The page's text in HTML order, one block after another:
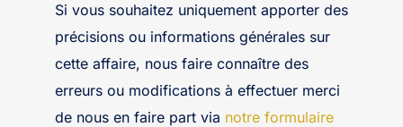
Si vous souhaitez uniquement apporter des
précisions ou informations générales sur
cette affaire, nous faire connaître des
erreurs ou modifications à effectuer merci
de nous en faire part via notre formulaire